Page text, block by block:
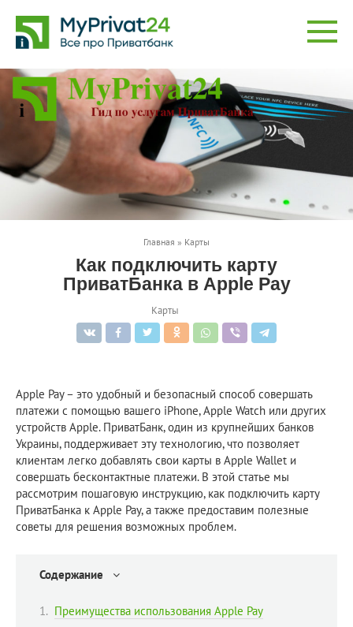
контенту
Главная » Карты
Как подключить карту
ПриватБанка в Apple Pay
Карты
Apple Pay – это удобный и безопасный способ совершать
платежи с помощью вашего iPhone, Apple Watch или других
устройств Apple. ПриватБанк, один из крупнейших банков
Украины, поддерживает эту технологию, что позволяет
клиентам легко добавлять свои карты в Apple Wallet и
совершать бесконтактные платежи. В этой статье мы
рассмотрим пошаговую инструкцию, как подключить карту
ПриватБанка к Apple Pay, а также предоставим полезные
советы для решения возможных проблем.
Содержание
Преимущества использования Apple Pay